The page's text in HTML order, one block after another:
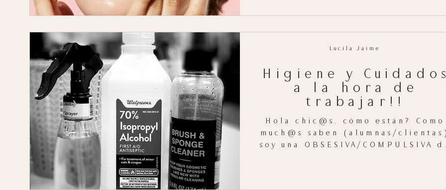
Higiene y
a la hora de
trabajar!!
Hola chic@s, cómo están? Como
much@s saben (alumnas/
soy una OBSESIVA/COMPULSIVA
Lucila Jaime